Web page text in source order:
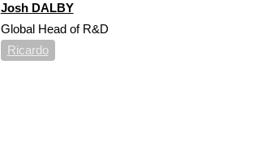
Josh DALBY
Global Head of R&D
Ricardo